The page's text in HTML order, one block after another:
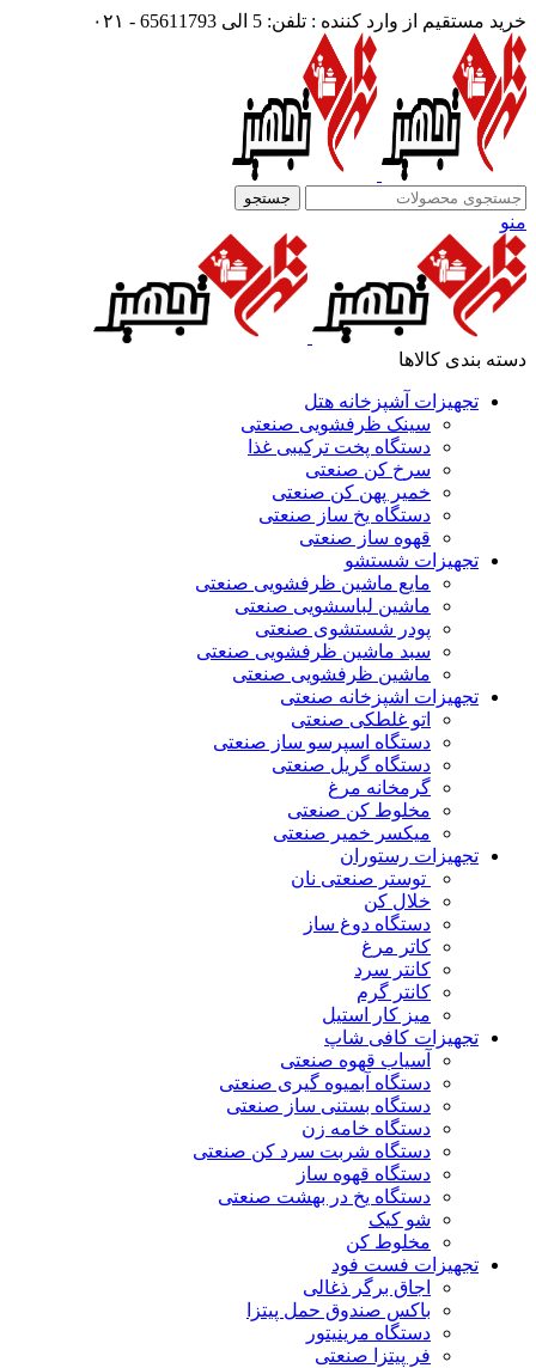
خرید مستقیم از وارد کننده : تلفن: 5 الی 65611793 - ۰۲۱
جستجو
منو
دسته بندی کالاها
تجهیزات آشپزخانه هتل
سینک ظرفشویی صنعتی
دستگاه پخت ترکیبی غذا
سرخ کن صنعتی
خمیر پهن کن صنعتی
دستگاه یخ ساز صنعتی
قهوه ساز صنعتی
تجهیزات شستشو
مایع ماشین ظرفشویی صنعتی
ماشین لباسشویی صنعتی
پودر شستشوی صنعتی
سبد ماشین ظرفشویی صنعتی
ماشین ظرفشویی صنعتی
تجهیزات اشپزخانه صنعتی
اتو غلطکی صنعتی
دستگاه اسپرسو ساز صنعتی
دستگاه گریل صنعتی
گرمخانه مرغ
مخلوط کن صنعتی
میکسر خمیر صنعتی
تجهیزات رستوران
توستر صنعتی نان
خلال کن
دستگاه دوغ ساز
کاتر مرغ
کانتر سرد
کانتر گرم
میز کار استیل
تجهیزات کافی شاپ
آسیاب قهوه صنعتی
دستگاه آبمیوه گیری صنعتی
دستگاه بستنی ساز صنعتی
دستگاه خامه زن
دستگاه شربت سرد کن صنعتی
دستگاه قهوه ساز
دستگاه یخ در بهشت صنعتی
شو کیک
مخلوط کن
تجهیزات فست فود
اجاق برگر ذغالی
باکس صندوق حمل پیتزا
دستگاه مرینیتور
فر پیتزا صنعتی